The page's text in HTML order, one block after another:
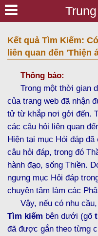
Kết quả Tìm Kiếm:
liên quan đến 'Thiện
Thông báo:
Trong một thời gian
của trang web đã nhận
tử từ khắp nơi gởi đến.
các câu hỏi liên quan
Hiện tại mục Hỏi đáp
câu hỏi đáp, trong đó
hành đạo, sống Thiền.
ngưng mục Hỏi đáp
chuyên tâm làm các
Vậy, nếu có nhu
Tìm kiếm bên dưới (gõ
đã được gắn theo từng